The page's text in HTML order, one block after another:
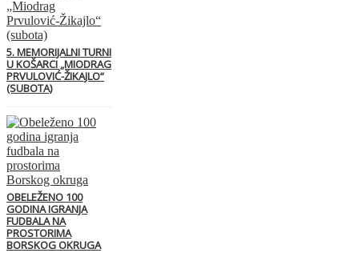
5. MEMORIJALNI TURNI
U KOŠARCI „MIODRAG
PRVULOVIĆ-ŽIKAJLO“
(SUBOTA)
OBELEŽENO 100
GODINA IGRANJA
FUDBALA NA
PROSTORIMA
BORSKOG OKRUGA